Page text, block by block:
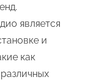
является
и
как